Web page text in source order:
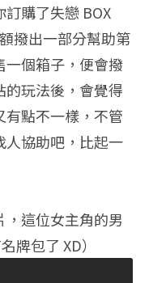
購了失戀 BOX
撥出一部分幫助第
一個箱子，便會撥
的玩法後，會覺得
點不一樣，不管
人協助吧，比起一
這位女主角的男
牌包了 XD）